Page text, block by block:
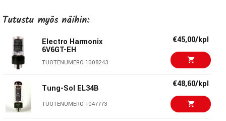
Alive
The Electro-Harmonix company is not only an effects
manufacturer of vacuum tubes, and their tubes are quite
simply the absolute best. They design and manufacture
their tubes for high fidelity, reliability and warmth. Next
Tutustu myös näihin:
Electro Harmonix
6V6GT-EH
TUOTENUMERO 1008243
€45,00/kpl
Tung-Sol EL34B
TUOTENUMERO 1047773
€48,60/kpl